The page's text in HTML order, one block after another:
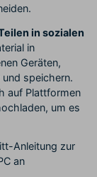
in sozialen
in
Geräten,
speichern.
auf Plattformen
um es
Anleitung zur
an